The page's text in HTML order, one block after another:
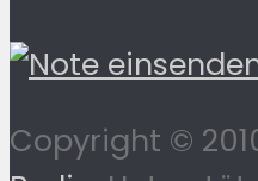
Copyright ©